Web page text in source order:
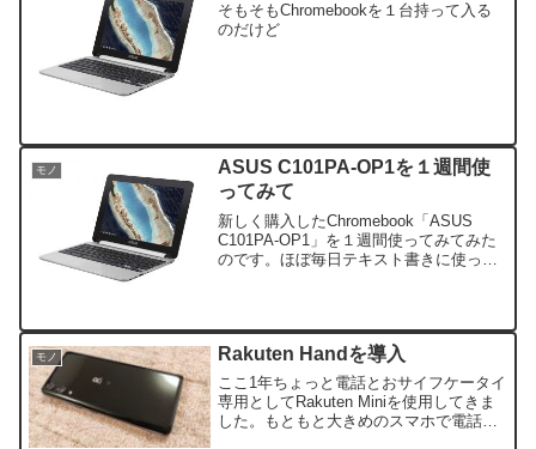
そもそもChromebookを１台持って入る
のだけど
モノ
ASUS C101PA-OP1を１週間使
ってみて
新しく購入したChromebook「ASUS
C101PA-OP1」を１週間使ってみてみた
のです。ほぼ毎日テキスト書きに使って
モノ Rakuten Handを導入
ここ1年ちょっと電話とおサイフケータイ
専用としてRakuten Miniを使用してきま
した。もともと大きめのスマホで電話を